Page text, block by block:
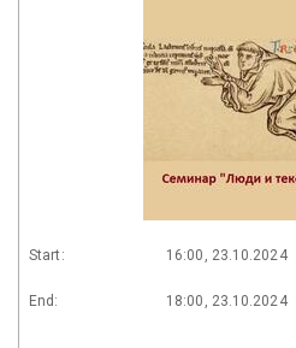
Start: 16:00, 23.10.2024
End: 18:00, 23.10.2024